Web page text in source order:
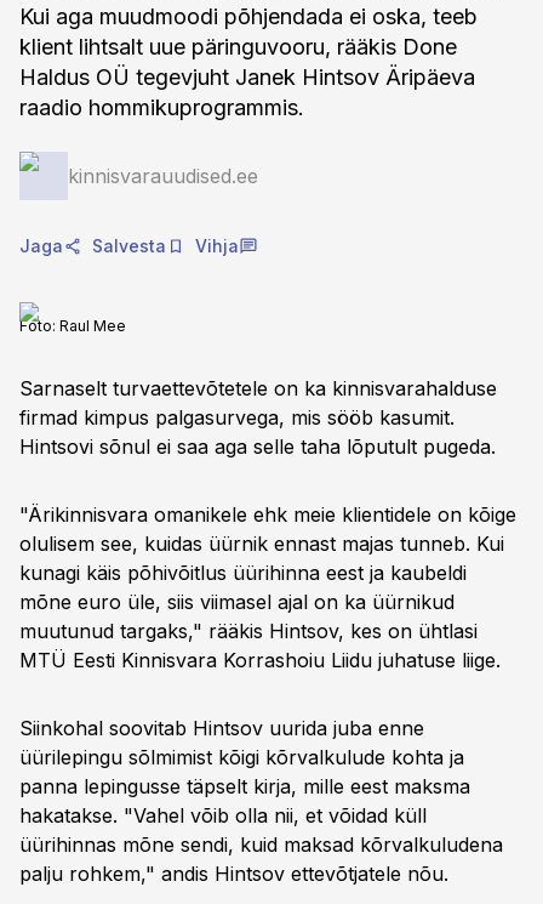
Kui aga muudmoodi põhjendada ei oska, teeb
klient lihtsalt uue päringuvooru, rääkis Done
Haldus OÜ tegevjuht Janek Hintsov Äripäeva
raadio hommikuprogrammis.
kinnisvarauudised.ee
Jaga Salvesta Vihja
Foto: Raul Mee
Sarnaselt turvaettevõtetele on ka kinnisvarahalduse
firmad kimpus palgasurvega, mis sööb kasumit.
Hintsovi sõnul ei saa aga selle taha lõputult pugeda.
"Ärikinnisvara omanikele ehk meie klientidele on kõige
olulisem see, kuidas üürnik ennast majas tunneb. Kui
kunagi käis põhivõitlus üürihinna eest ja kaubeldi
mõne euro üle, siis viimasel ajal on ka üürnikud
muutunud targaks," rääkis Hintsov, kes on ühtlasi
MTÜ Eesti Kinnisvara Korrashoiu Liidu juhatuse liige.
Siinkohal soovitab Hintsov uurida juba enne
üürilepingu sõlmimist kõigi kõrvalkulude kohta ja
panna lepingusse täpselt kirja, mille eest maksma
hakatakse. "Vahel võib olla nii, et võidad küll
üürihinnas mõne sendi, kuid maksad kõrvalkuludena
palju rohkem," andis Hintsov ettevõtjatele nõu.